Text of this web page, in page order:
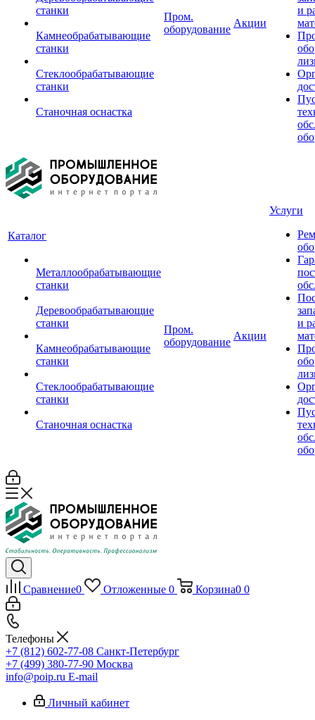
станки
Камнеобрабатывающие
станки
Стеклообрабатывающие
станки
Станочная оснастка
Пром.
оборудование
Акции
и
Каталог
Металлообрабатывающие
станки
Деревообрабатывающие
станки
Камнеобрабатывающие
станки
Стеклообрабатывающие
станки
Станочная оснастка
Пром.
оборудование
Акции
Услуги
и
Сравнение0 Отложенные 0 Корзина0 0
Телефоны
+7 (812) 602-77-08 Санкт-Петербург
+7 (499) 380-77-90 Москва
info@poip.ru E-mail
Личный кабинет